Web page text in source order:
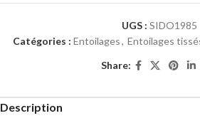
UGS : SIDO1985
Catégories : Entoilages, Entoilages
Share:
Description